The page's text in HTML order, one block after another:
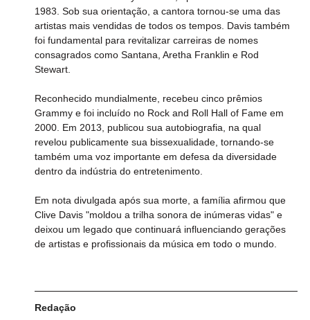
1983. Sob sua orientação, a cantora tornou-se uma das
artistas mais vendidas de todos os tempos. Davis também
foi fundamental para revitalizar carreiras de nomes
consagrados como Santana, Aretha Franklin e Rod
Stewart.
Reconhecido mundialmente, recebeu cinco prêmios
Grammy e foi incluído no Rock and Roll Hall of Fame em
2000. Em 2013, publicou sua autobiografia, na qual
revelou publicamente sua bissexualidade, tornando-se
também uma voz importante em defesa da diversidade
dentro da indústria do entretenimento.
Em nota divulgada após sua morte, a família afirmou que
Clive Davis "moldou a trilha sonora de inúmeras vidas" e
deixou um legado que continuará influenciando gerações
de artistas e profissionais da música em todo o mundo.
Redação